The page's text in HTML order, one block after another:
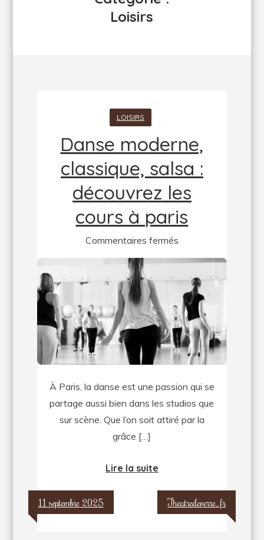
Loisirs
LOISIRS
Danse moderne,
classique, salsa :
découvrez les
cours à paris
Commentaires ferméssur
Danse
classique,
salsa
:
découvrez
les
à
paris
À Paris, la danse est une passion qui se
partage aussi bien dans les studios que
sur scène. Que l’on soit attiré par la
grâce […]
Lire la suite
11 septembre 2025 Theatredeverre_fr